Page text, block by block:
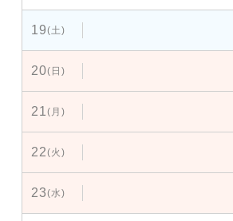
19(土)
20(日)
21(月)
22(火)
23(水)